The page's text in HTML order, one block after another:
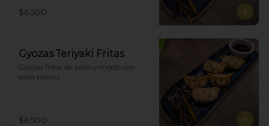
$6.500
Gyozas Teriyaki Fritas
Gyozas fritas de pollo y choclo con
salsa ponzu
$6.500